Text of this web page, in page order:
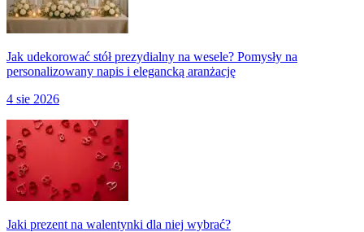
Jak udekorować stół prezydialny na wesele? Pomysły na
personalizowany napis i elegancką aranżację
4 sie 2026
Jaki prezent na walentynki dla niej wybrać?